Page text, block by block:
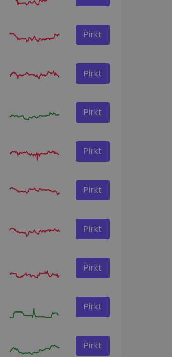
Pirkt
Pirkt
Pirkt
Pirkt
Pirkt
Pirkt
Pirkt
Pirkt
Pirkt